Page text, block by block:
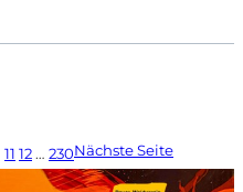
11 12 … 230Nächste Seite